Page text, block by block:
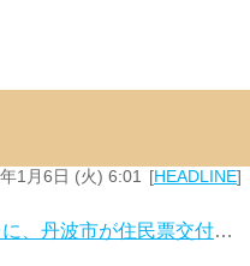
1月6日 (火) 6:01 HEADLINE
、丹波市が住民票交付…